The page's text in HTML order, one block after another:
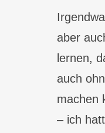
aber
lernen,
auch
machen
– ich